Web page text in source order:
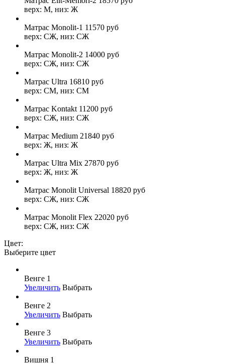
верх: М, низ: Ж
Матрас Monolit-1 11570 руб
верх: СЖ, низ: СЖ
Матрас Monolit-2 14000 руб
верх: СЖ, низ: СЖ
Матрас Ultra 16810 руб
верх: СМ, низ: СМ
Матрас Kontakt 11200 руб
верх: СЖ, низ: СЖ
Матрас Medium 21840 руб
верх: Ж, низ: Ж
Матрас Ultra Mix 27870 руб
верх: Ж, низ: Ж
Матрас Monolit Universal 18820 руб
верх: СЖ, низ: СЖ
Матрас Monolit Flex 22020 руб
верх: СЖ, низ: СЖ
Цвет:
Выберите цвет
Венге 1
Увеличить Выбрать
Венге 2
Увеличить Выбрать
Венге 3
Увеличить Выбрать
Вишня 1